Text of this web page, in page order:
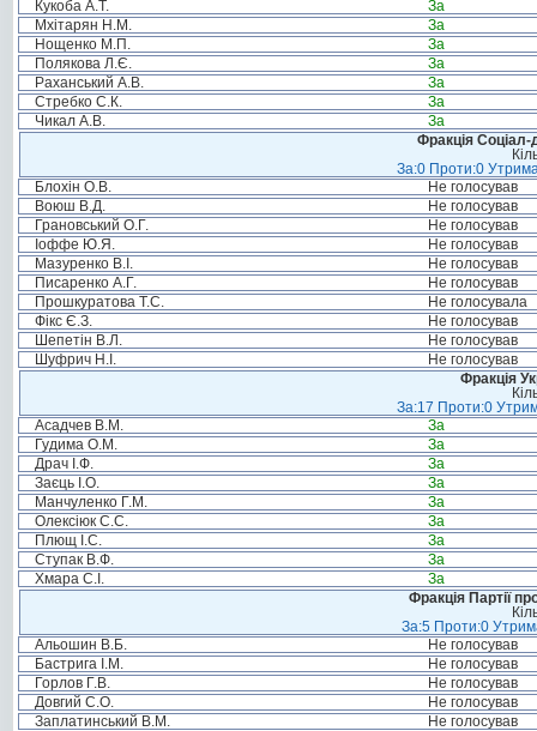
Кукоба А.Т.
За
Мхітарян Н.М.
За
Нощенко М.П.
За
Полякова Л.Є.
За
Раханський А.В.
За
Стребко С.К.
За
Чикал А.В.
За
Фракція Соціал-
За:0 Проти:0
Блохін О.В.
Не голосував
Воюш В.Д.
Не голосував
Грановський О.Г.
Не голосував
Іоффе Ю.Я.
Не голосував
Мазуренко В.І.
Не голосував
Писаренко А.Г.
Не голосував
Прошкуратова Т.С.
Не голосувала
Фікс Є.З.
Не голосував
Шепетін В.Л.
Не голосував
Шуфрич Н.І.
Не голосував
Фракція
За:17 Проти:0
Асадчев В.М.
За
Гудима О.М.
За
Драч І.Ф.
За
Заєць І.О.
За
Манчуленко Г.М.
За
Олексіюк С.С.
За
Плющ І.С.
За
Ступак В.Ф.
За
Хмара С.І.
За
Фракція Партії
За:5 Проти:0
Альошин В.Б.
Не голосував
Бастрига І.М.
Не голосував
Горлов Г.В.
Не голосував
Довгий С.О.
Не голосував
Заплатинський В.М.
Не голосував